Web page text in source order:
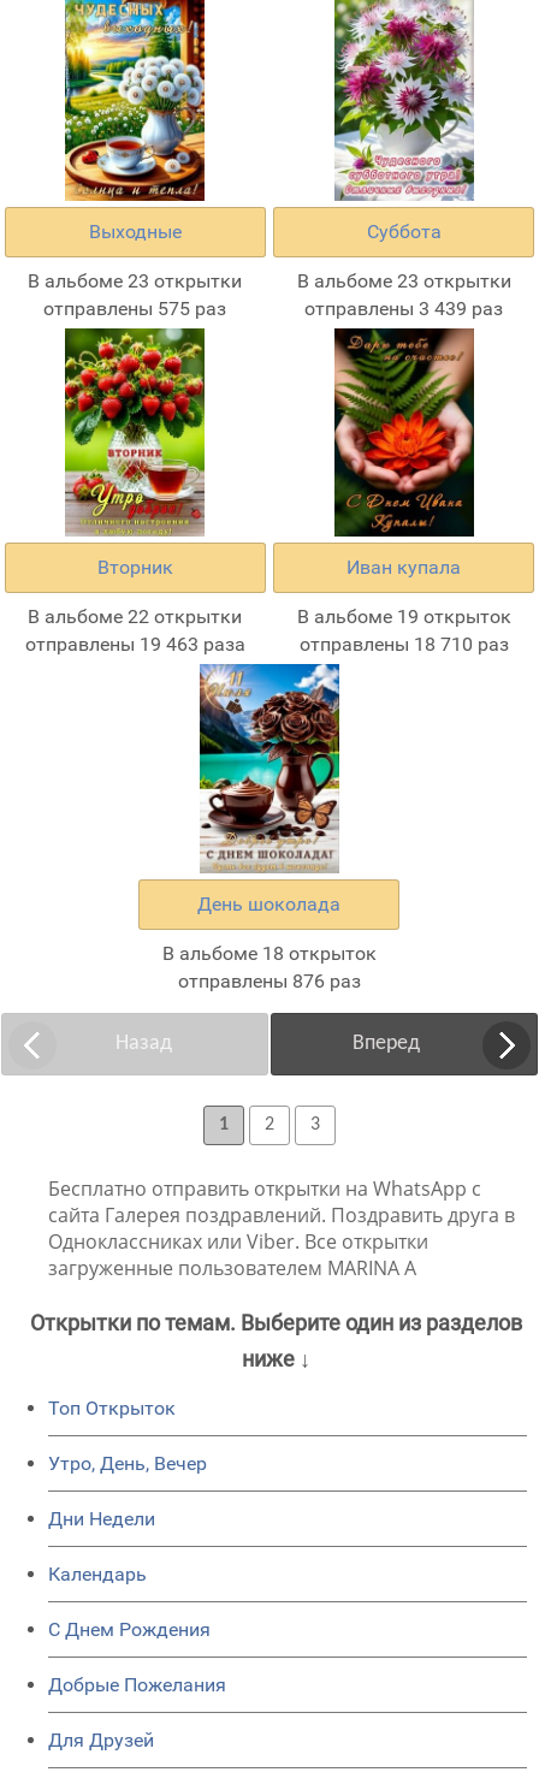
Выходные
В альбоме 23 открытки
отправлены 575 раз
Суббота
В альбоме 23 открытки
отправлены 3 439 раз
Вторник
В альбоме 22 открытки
отправлены 19 463 раза
Иван купала
В альбоме 19 открыток
отправлены 18 710 раз
День шоколада
В альбоме 18 открыток
отправлены 876 раз
Назад Вперед
1 2 3
Бесплатно отправить открытки на WhatsApp с
сайта Галерея поздравлений. Поздравить друга в
Одноклассниках или Viber. Все открытки
загруженные пользователем MARINA A
Открытки по темам. Выберите один из разделов
ниже ↓
Топ Открыток
Утро, День, Вечер
Дни Недели
Календарь
C Днем Рождения
Добрые Пожелания
Для Друзей